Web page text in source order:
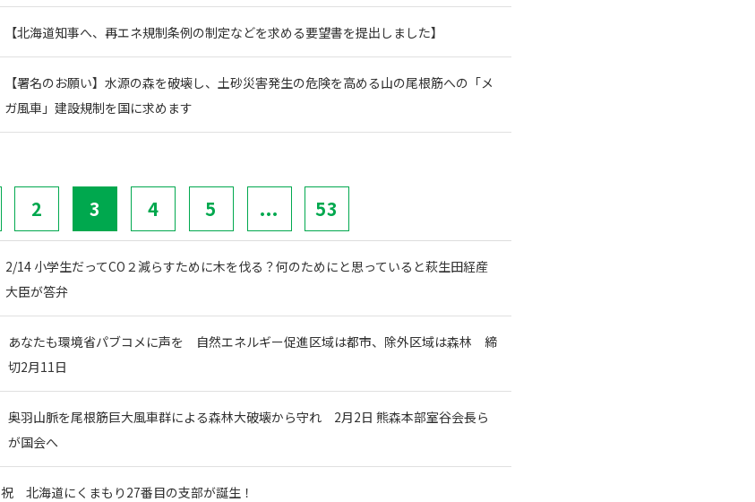
【北海道知事へ、再エネ規制条例の制定などを求める要望書を提出しました】
【署名のお願い】水源の森を破壊し、土砂災害発生の危険を高める山の尾根筋への「メ
ガ風車」建設規制を国に求めます
2 3 4 5 ... 53
2/14 小学生だってCO２減らすために木を伐る？何のためにと思っていると萩生田経産
大臣が答弁
あなたも環境省パブコメに声を 自然エネルギー促進区域は都市、除外区域は森林 締
切2月11日
奥羽山脈を尾根筋巨大風車群による森林大破壊から守れ 2月2日 熊森本部室谷会長ら
が国会へ
祝 北海道にくまもり27番目の支部が誕生！